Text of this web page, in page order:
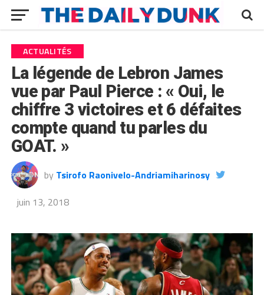
ACTUALITÉS
La légende de Lebron James
vue par Paul Pierce : « Oui, le
chiffre 3 victoires et 6 défaites
compte quand tu parles du
GOAT. »
by Tsirofo Raonivelo-Andriamiharinosy
juin 13, 2018